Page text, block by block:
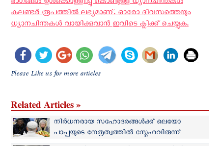
ഭാഗങ്ങള്‍ ഉള്‍ക്കൊള്ളിച്ചു കൊണ്ടുള്ള ധ്യാനചിന്തകള്‍
കലണ്ടര്‍ രൂപത്തില്‍ ലഭ്യമാണ്. ഓരോ ദിവസത്തെയും
ധ്യാനചിന്തകള്‍ വായിക്കുവാന്‍ ഇവിടെ ക്ലിക്ക് ചെയ്യുക.
Please Like us for more articles
Related Articles »
നിർധനരായ സഹോദരങ്ങൾക്ക് ലെയോ
പാപ്പയുടെ നേതൃത്വത്തില്‍ സ്നേഹവിരുന്ന്